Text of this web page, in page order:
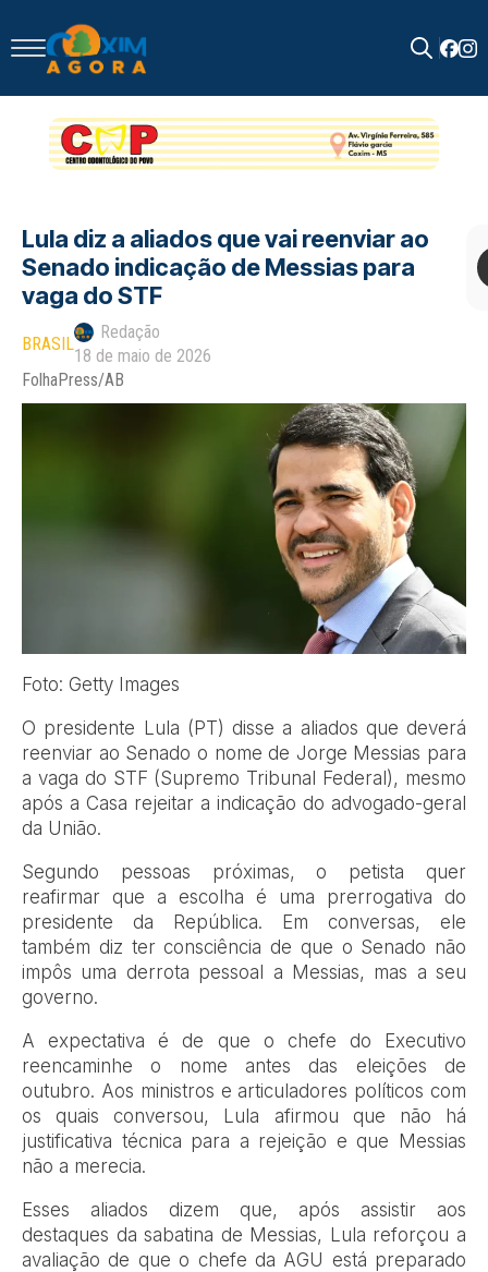
for:
Lula diz a aliados que vai reenviar ao
Senado indicação de Messias para
vaga do STF
BRASIL
Redação
18 de maio de 2026
FolhaPress/AB
Foto: Getty Images
O presidente Lula (PT) disse a aliados que deverá
reenviar ao Senado o nome de Jorge Messias para
a vaga do STF (Supremo Tribunal Federal), mesmo
após a Casa rejeitar a indicação do advogado-geral
da União.
Segundo pessoas próximas, o petista quer
reafirmar que a escolha é uma prerrogativa do
presidente da República. Em conversas, ele
também diz ter consciência de que o Senado não
impôs uma derrota pessoal a Messias, mas a seu
governo.
A expectativa é de que o chefe do Executivo
reencaminhe o nome antes das eleições de
outubro. Aos ministros e articuladores políticos com
os quais conversou, Lula afirmou que não há
justificativa técnica para a rejeição e que Messias
não a merecia.
Esses aliados dizem que, após assistir aos
destaques da sabatina de Messias, Lula reforçou a
avaliação de que o chefe da AGU está preparado